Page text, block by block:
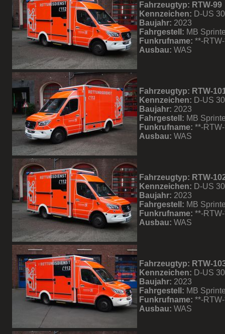
Fahrzeugtyp: RTW-99
Kennzeichen: D-US
Baujahr: 2023
Fahrgestell: MB
Funkrufname: **-
Ausbau: WAS
Fahrzeugtyp: RTW-
Kennzeichen: D-US
Baujahr: 2023
Fahrgestell: MB
Funkrufname: **-
Ausbau: WAS
Fahrzeugtyp: RTW-
Kennzeichen: D-US
Baujahr: 2023
Fahrgestell: MB
Funkrufname: **-
Ausbau: WAS
Fahrzeugtyp: RTW-
Kennzeichen: D-US
Baujahr: 2023
Fahrgestell: MB
Funkrufname: **-
Ausbau: WAS